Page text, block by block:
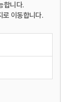
합니다.
로 이동합니다.